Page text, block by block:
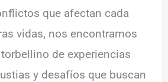
que afectan cada
vidas, nos encontramos
de experiencias
y desafíos que buscan